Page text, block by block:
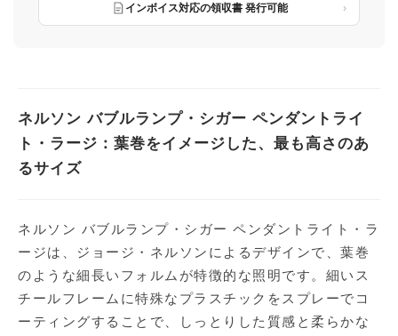
インボイス対応の領収書 発行可能
ネルソン バブルランプ・シガー ペンダントライ
ト・ラージ：葉巻をイメージした、最も高さのあ
るサイズ
ネルソン バブルランプ・シガー ペンダントライト・ラ
ージは、ジョージ・ネルソンによるデザインで、葉巻
のような細長いフォルムが特徴的な照明です。細いス
チールフレームに特殊なプラスチックをスプレーでコ
ーティングすることで、しっとりした質感と柔らかな